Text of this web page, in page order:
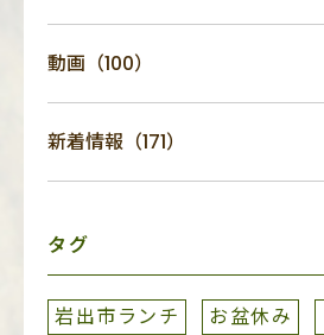
動画（100）
新着情報（171）
タグ
岩出市ランチ お盆休み